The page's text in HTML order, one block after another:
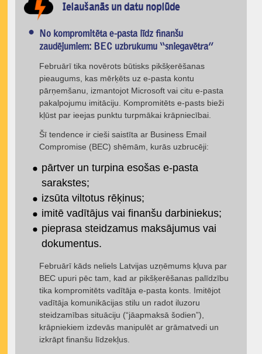
Ielaušanās un datu noplūde
No kompromitēta e-pasta līdz finanšu
zaudējumiem: BEC uzbrukumu “sniegavētra”
Februārī tika novērots būtisks pikšķerēšanas
pieaugums, kas mērķēts uz e-pasta kontu
pārņemšanu, izmantojot Microsoft vai citu e-pasta
pakalpojumu imitāciju. Kompromitēts e-pasts bieži
kļūst par ieejas punktu turpmākai krāpniecībai.
Šī tendence ir cieši saistīta ar Business Email
Compromise (BEC) shēmām, kurās uzbrucēji:
pārtver un turpina esošas e-pasta
sarakstes;
izsūta viltotus rēķinus;
imitē vadītājus vai finanšu darbiniekus;
pieprasa steidzamus maksājumus vai
dokumentus.
Februārī kāds neliels Latvijas uzņēmums kļuva par
BEC upuri pēc tam, kad ar pikšķerēšanas palīdzību
tika kompromitēts vadītāja e-pasta konts. Imitējot
vadītāja komunikācijas stilu un radot iluzoru
steidzamības situāciju (“jāapmaksā šodien”),
krāpniekiem izdevās manipulēt ar grāmatvedi un
izkrāpt finanšu līdzekļus.